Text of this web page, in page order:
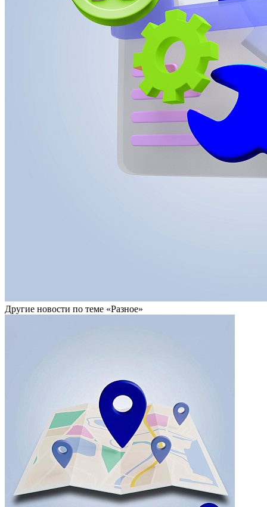
Другие новости по теме «Разное»